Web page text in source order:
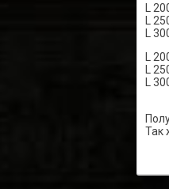
L
L
L
L
L
L
Так